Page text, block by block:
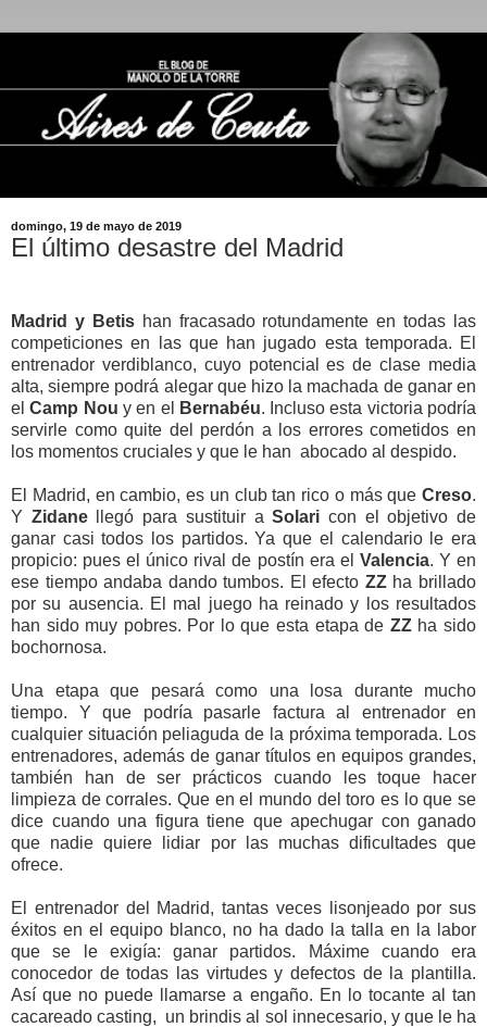
domingo, 19 de mayo de 2019
El último desastre del Madrid
Madrid y Betishan fracasado rotundamente en todas las
competiciones en las que han jugado esta temporada. El
entrenador verdiblanco, cuyo potencial es de clase media
alta, siempre podrá alegar que hizo la machada de ganar en
elCamp Nou y en el Bernabéu. Incluso esta victoria podría
servirle como quite del perdón a los errores cometidos en
los momentos cruciales y que le han abocado al despido.
El Madrid, en cambio, es un club tan rico o más que Creso.
Y Zidanellegó para sustituir aSolari con el objetivo de
ganar casi todos los partidos. Ya que el calendario le era
propicio: pues el único rival de postín era el Valencia. Y en
ese tiempo andaba dando tumbos. El efecto ZZha brillado
por su ausencia. El mal juego ha reinado y los resultados
han sido muy pobres. Por lo que esta etapa de ZZha sido
bochornosa.
Una etapa que pesará como una losa durante mucho
tiempo. Y que podría pasarle factura al entrenador en
cualquier situación peliaguda de la próxima temporada. Los
entrenadores, además de ganar títulos en equipos grandes,
también han de ser prácticos cuando les toque hacer
limpieza de corrales. Que en el mundo del toro es lo que se
dice cuando una figura tiene que apechugar con ganado
que nadie quiere lidiar por las muchas dificultades que
ofrece.
El entrenador del Madrid, tantas veces lisonjeado por sus
éxitos en el equipo blanco, no ha dado la talla en la labor
que se le exigía: ganar partidos. Máxime cuando era
conocedor de todas las virtudes y defectos de la plantilla.
Así que no puede llamarse a engaño. En lo tocante al tan
cacareado casting, un brindis al sol innecesario, y que le ha